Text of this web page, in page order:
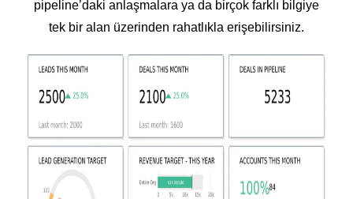
pipeline’daki anlaşmalara ya da birçok farklı bilgiye
tek bir alan üzerinden rahatlıkla erişebilirsiniz.